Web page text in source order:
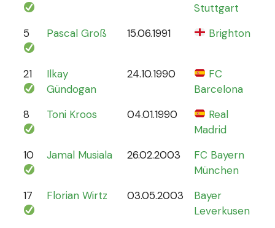
Stuttgart
5 Pascal Groß 15.06.1991 Brighton
21
Ilkay
Gündogan
24.10.1990
FC
Barcelona
8 Toni Kroos 04.01.1990
Real
Madrid
10 Jamal Musiala 26.02.2003
FC Bayern
München
17 Florian Wirtz 03.05.2003
Bayer
Leverkusen